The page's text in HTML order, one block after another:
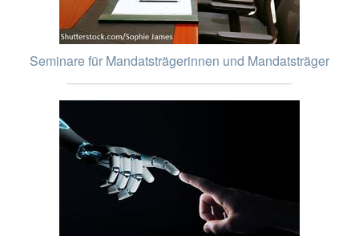
Seminare für Mandatsträgerinnen und Mandatsträger